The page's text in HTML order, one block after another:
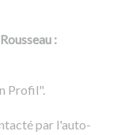
:
Profil".
par l'auto-